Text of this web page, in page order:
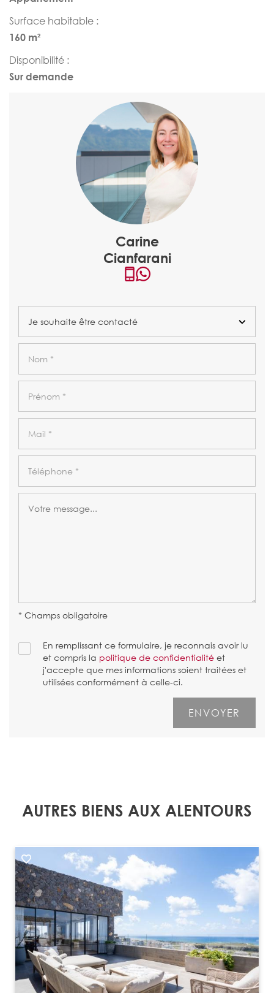
Surface habitable :
160 m²
Disponibilité :
Sur demande
Carine
Cianfarani
* Champs obligatoire
En remplissant ce formulaire, je reconnais avoir lu
et compris la politique de confidentialité et
j'accepte que mes informations soient traitées et
utilisées conformément à celle-ci.
AUTRES BIENS AUX ALENTOURS